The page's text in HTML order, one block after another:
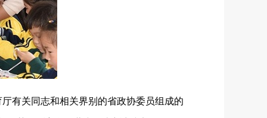
有关同志和相关界别的省政协委员组成的